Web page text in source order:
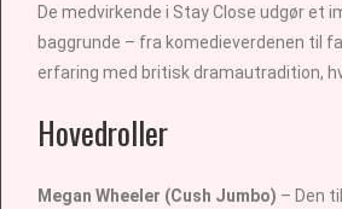
De medvirkende i Stay Close udgør
baggrunde – fra komedieverdenen til
erfaring med britisk dramautradition,
Hovedroller
Megan Wheeler (Cush Jumbo) – Den